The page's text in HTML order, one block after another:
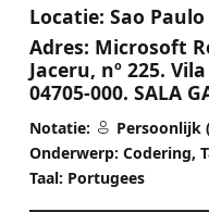
Locatie: Sao Paulo
Adres: Microsoft
Jaceru, nº 225.
04705-000. SALA
Notatie:
Persoonlijk
Onderwerp: Codering,
Taal: Portugees